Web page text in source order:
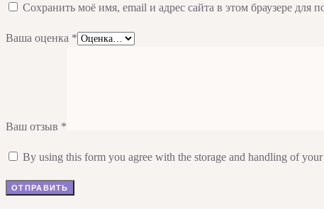
Сохранить моё имя, email и адрес сайта в этом браузере для
Ваша оценка *
Ваш отзыв *
By using this form you agree with the storage and handling of